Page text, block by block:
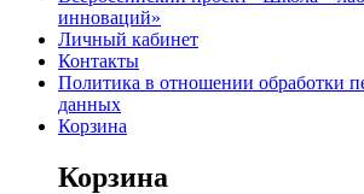
инноваций»
Личный кабинет
Контакты
Политика в отношении обработки
данных
Корзина
Корзина